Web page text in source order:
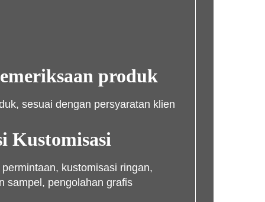
produk
sesuai dengan persyaratan klien
Kustomisasi
kustomisasi ringan,
sampel, pengolahan grafis